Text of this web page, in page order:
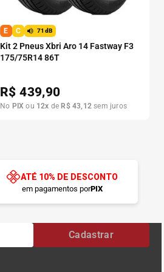
E C 71dB
Kit 2 Pneus Xbri Aro 14 Fastway F3
175/75R14 86T
R$439,90
No PIX ou 12x de R$ 43, 12 sem juros
ATÉ 10% DE DESCONTO
em pagamentos porPIX
Cadastrar